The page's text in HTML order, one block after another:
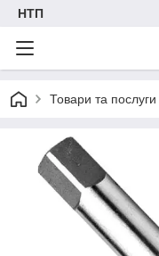
НТП
Товари та послуги